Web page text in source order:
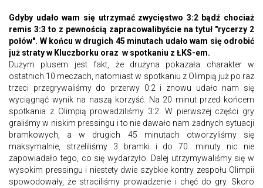
Gdyby udało wam się utrzymać zwycięstwo 3:2 bądź chociaż
remis 3:3 to z pewnością zapracowalibyście na tytuł "rycerzy 2
połów". W końcu w drugich 45 minutach udało wam się odrobić
już straty w Kluczborku oraz w spotkaniu z ŁKS-em.
Dużym plusem jest fakt, że drużyna pokazała charakter w
ostatnich 10 meczach, natomiast w spotkaniu z Olimpią już po raz
trzeci przegrywaliśmy do przerwy 0:2 i znowu udało nam się
wyciągnąć wynik na naszą korzyść. Na 20 minut przed końcem
spotkania z Olimpią prowadziliśmy 3:2. W pierwszej części gry
graliśmy w niskim pressingu i to nie dawało nam żadnych sytuacji
bramkowych, a w drugich 45 minutach otworzyliśmy się
maksymalnie, strzeliliśmy 3 bramki i do 70. minuty nic nie
zapowiadało tego, co się wydarzyło. Dalej utrzymywaliśmy się w
wysokim pressingu i niestety dwie szybkie kontry zespołu Olimpii
spowodowały, że straciliśmy prowadzenie i chęć do gry. Skoro